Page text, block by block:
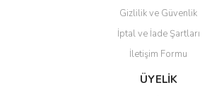
Gönder
Gizlilik ve Güvenlik
İptal ve İade Şartları
İletişim Formu
ÜYELİK